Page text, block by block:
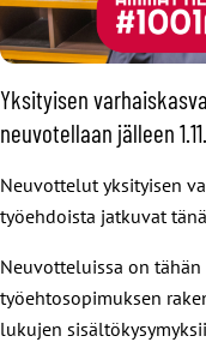
Yksityisen
neuvotellaan jälleen
Neuvottelut yksityisen
työehdoista jatkuvat
Neuvotteluissa on
työehtosopimuksen
lukujen